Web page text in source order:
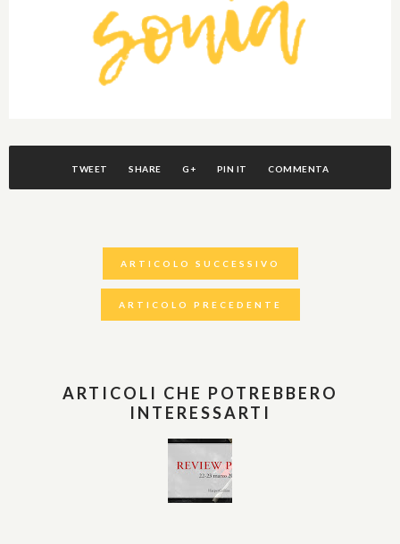
TWEET SHARE G+ PIN IT COMMENTA
ARTICOLO SUCCESSIVO
ARTICOLO PRECEDENTE
ARTICOLI CHE POTREBBERO
INTERESSARTI